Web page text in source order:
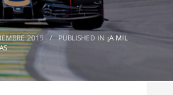
2019 / PUBLISHED IN¡A MIL